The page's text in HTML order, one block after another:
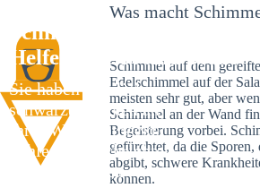
Schimmelexperte in
Helfer an Ort und Stelle
Sie haben kürzlich
schwarze Flecken an
Ihrer Wand entdeckt?
Schlechte Nachrichten:
Sie haben einen
Was macht
Schimmel auf dem
Edelschimmel auf der
meisten sehr gut, aber
Schimmel an der Wand
Begeisterung vorbei.
gefürchtet, da die
abgibt, schwere
können.